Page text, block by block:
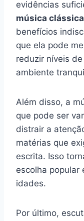
evidências
música
benefícios
que ela pode
reduzir níveis
ambiente
Além disso, a
que pode ser
distrair a
matérias que
escrita. Isso
escolha popular
idades.
Por último,